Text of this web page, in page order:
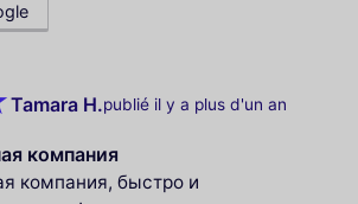
Tamara H.publié il y a plus d'un an
компания
компания, быстро и